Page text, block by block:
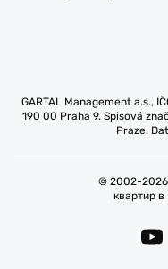
GARTAL Management a.s.,
190 00 Praha 9. Spisová
Praze.
© 2002-2026
квартир в